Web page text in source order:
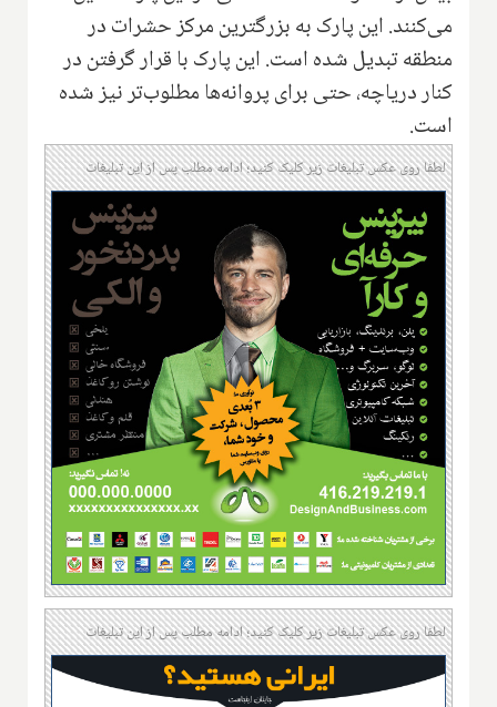
می‌کنند. این پارک به بزرگترین مرکز حشرات در
منطقه تبدیل شده است. این پارک با قرار گرفتن در
کنار دریاچه، حتی برای پروانه‌ها مطلوب‌تر نیز شده
است.
لطفا روی عکس تبلیغات زیر کلیک کنید؛ ادامه مطلب پس از این تبلیغات
لطفا روی عکس تبلیغات زیر کلیک کنید؛ ادامه مطلب پس از این تبلیغات